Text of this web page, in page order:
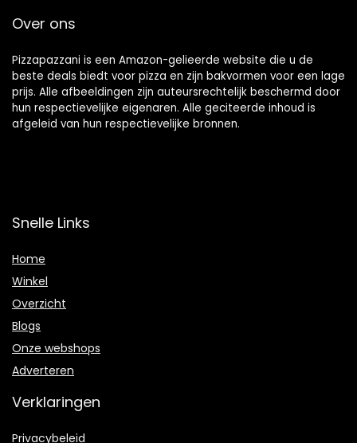
Over ons
Pizzapazzani is een Amazon-gelieerde website die u de
beste deals biedt voor pizza en zijn bakvormen voor een lage
prijs. Alle afbeeldingen zijn auteursrechtelijk beschermd door
hun respectievelijke eigenaren. Alle geciteerde inhoud is
afgeleid van hun respectievelijke bronnen.
Snelle Links
Home
Winkel
Overzicht
Blogs
Onze webshops
Adverteren
Verklaringen
Privacybeleid